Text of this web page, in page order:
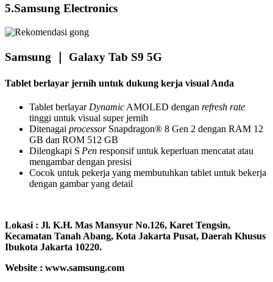
5.Samsung Electronics
Samsung ｜ Galaxy Tab S9 5G
Tablet berlayar jernih untuk dukung kerja visual Anda
Tablet berlayar Dynamic AMOLED dengan refresh rate
tinggi untuk visual super jernih
Ditenagai processorSnapdragon® 8 Gen 2 dengan RAM 12
GB dan ROM 512 GB
Dilengkapi S Pen responsif untuk keperluan mencatat atau
mengambar dengan presisi
Cocok untuk pekerja yang membutuhkan tablet untuk bekerja
dengan gambar yang detail
Lokasi : Jl. K.H. Mas Mansyur No.126, Karet Tengsin,
Kecamatan Tanah Abang, Kota Jakarta Pusat, Daerah Khusus
Ibukota Jakarta 10220.
Website : www.samsung.com